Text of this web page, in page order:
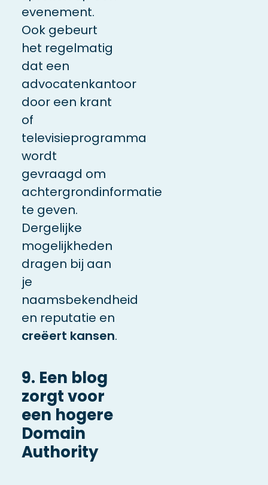
evenement.
Ook gebeurt
het regelmatig
dat een
advocatenkantoor
door een krant
of
televisieprogramma
wordt
gevraagd om
achtergrondinformatie
te geven.
Dergelijke
mogelijkheden
dragen bij aan
je
naamsbekendheid
en reputatie en
creëert kansen.
9. Een blog
zorgt voor
een hogere
Domain
Authority